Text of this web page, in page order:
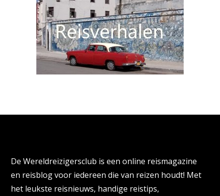
De Wereldreizigersclub is een online reismagazine
en reisblog voor iedereen die van reizen houdt! Met
het leukste reisnieuws, handige reistips,